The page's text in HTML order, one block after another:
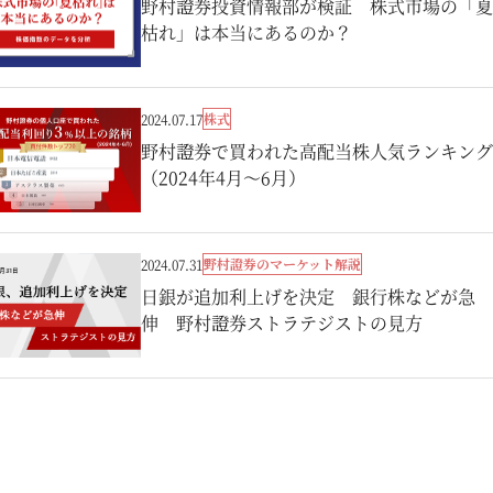
野村證券投資情報部が検証 株式市場の「夏
枯れ」は本当にあるのか？
2024.07.17株式
野村證券で買われた高配当株人気ランキング
（2024年4月～6月）
2024.07.31野村證券のマーケット解説
日銀が追加利上げを決定 銀行株などが急
伸 野村證券ストラテジストの見方